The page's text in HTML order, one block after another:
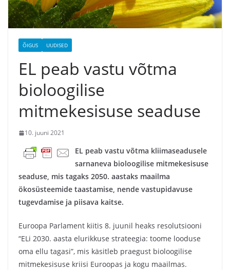
ÕIGUS UUDISED
EL peab vastu võtma
bioloogilise
mitmekesisuse seaduse
10. juuni 2021
EL peab vastu võtma kliimaseadusele
sarnaneva bioloogilise mitmekesisuse
seaduse, mis tagaks 2050. aastaks maailma
ökosüsteemide taastamise, nende vastupidavuse
tugevdamise ja piisava kaitse.
Euroopa Parlament kiitis 8. juunil heaks resolutsiooni
“ELi 2030. aasta elurikkuse strateegia: toome looduse
oma ellu tagasi”, mis käsitleb praegust bioloogilise
mitmekesisuse kriisi Euroopas ja kogu maailmas.